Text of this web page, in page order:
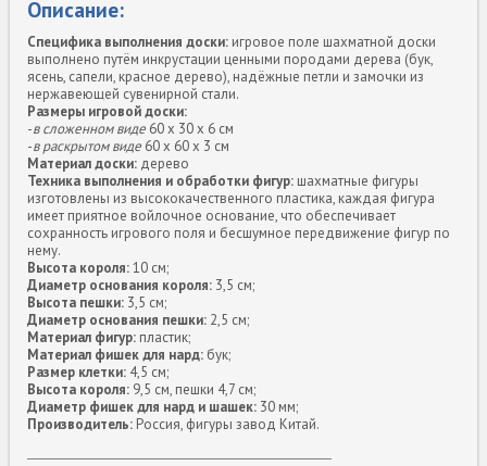
Описание:
Специфика выполнения доски: игровое поле шахматной доски
выполнено путём инкрустации ценными породами дерева (бук,
ясень, сапели, красное дерево), надёжные петли и замочки из
нержавеющей сувенирной стали.
Размеры игровой доски:
-в сложенном виде 60 х 30 х 6 см
-в раскрытом виде 60 х 60 х 3 см
Материал доски: дерево
Техника выполнения и обработки фигур: шахматные фигуры
изготовлены из высококачественного пластика, каждая фигура
имеет приятное войлочное основание, что обеспечивает
сохранность игрового поля и бесшумное передвижение фигур по
нему.
Высота короля:10 см;
Диаметр основания короля: 3,5 см;
Высота пешки: 3,5 см;
Диаметр основания пешки: 2,5 см;
Материал фигур: пластик;
Материал фишек для нард: бук;
Размер клетки: 4,5 см;
Высота короля: 9,5 см, пешки 4,7 см;
Диаметр фишек для нард и шашек: 30 мм;
Производитель: Россия, фигуры завод Китай.